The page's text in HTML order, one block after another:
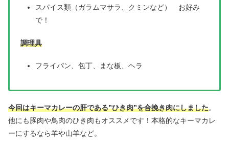
スパイス類（ガラムマサラ、クミンなど） お好み
で！
調理具
フライパン、包丁、まな板、ヘラ
今回はキーマカレーの肝である”ひき肉”を合挽き肉にしました。
他にも豚肉や鳥肉のひき肉もオススメです！本格的なキーマカレ
ーにするなら羊や山羊など。